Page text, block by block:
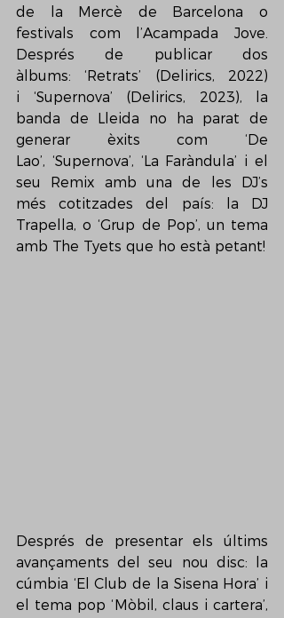
de la Mercè de Barcelona o
festivals com l’Acampada Jove.
Després de publicar dos
àlbums: ‘Retrats’ (Delirics, 2022)
i ‘Supernova’ (Delirics, 2023), la
banda de Lleida no ha parat de
generar èxits com ‘De
Lao’, ‘Supernova’, ‘La Faràndula’ i el
seu Remix amb una de les DJ’s
més cotitzades del país: la DJ
Trapella, o ‘Grup de Pop’, un tema
amb The Tyets que ho està petant!
Després de presentar els últims
avançaments del seu nou disc: la
cúmbia ‘El Club de la Sisena Hora’ i
el tema pop ‘Mòbil, claus i cartera’,